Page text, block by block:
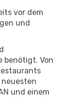
vor dem
und
benötigt. Von
und einem